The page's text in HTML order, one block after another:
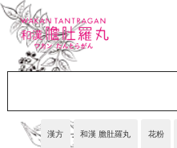
漢方 和漢 膽肚羅丸 花粉